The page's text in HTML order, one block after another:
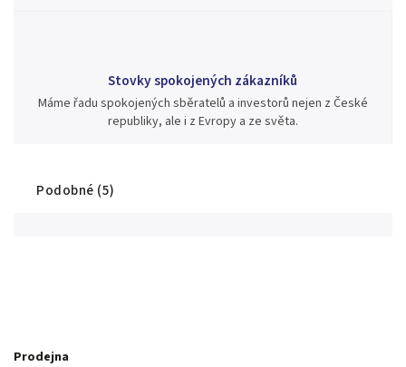
Stovky spokojených zákazníků
Máme řadu spokojených sběratelů a investorů nejen z České
republiky, ale i z Evropy a ze světa.
Podobné (5)
Prodejna